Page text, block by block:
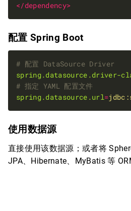
</dependency>
配置 Spring Boot
# 配置 DataSource Driver
spring.datasource.driver-
# 指定 YAML 配置文件
spring.datasource.url=
使用数据源
直接使用该数据源；或者将
JPA、Hibernate、MyBatis 等